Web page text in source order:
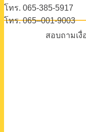
โทร. 065-385-5917
โทร. 065–001-9003
สอบถามเ